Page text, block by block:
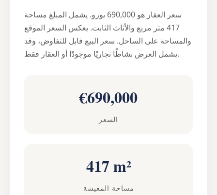
سعر العقار هو 690,000 يورو. يشمل المبلغ مساحة
417 متر مربع والأثاث الثابت. يعكس السعر الموقع
والمساحة على الساحل. سعر البيع قابل للتفاوض، وقد
يشمل العرض نشاطًا تجاريًا موجودًا أو العقار فقط.
€690,000
السعر
417 m²
مساحة المعيشة